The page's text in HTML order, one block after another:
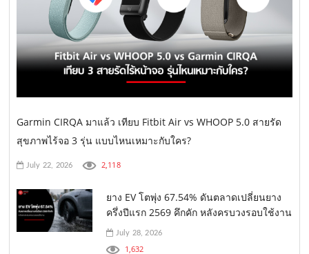
Garmin CIRQA มาแล้ว เทียบ Fitbit Air vs WHOOP 5.0 สายรัด
สุขภาพไร้จอ 3 รุ่น แบบไหนเหมาะกับใคร?
July 22, 2026 2,118
ยาง EV โตพุ่ง 67.54% ดันตลาดเปลี่ยนยาง
ครึ่งปีแรก 2569 คึกคัก หลังครบวงรอบใช้งาน
July 28, 2026
1,632